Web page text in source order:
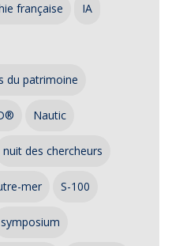
française IA
du patrimoine
Nautic
nuit des chercheurs
mer S-100
symposium